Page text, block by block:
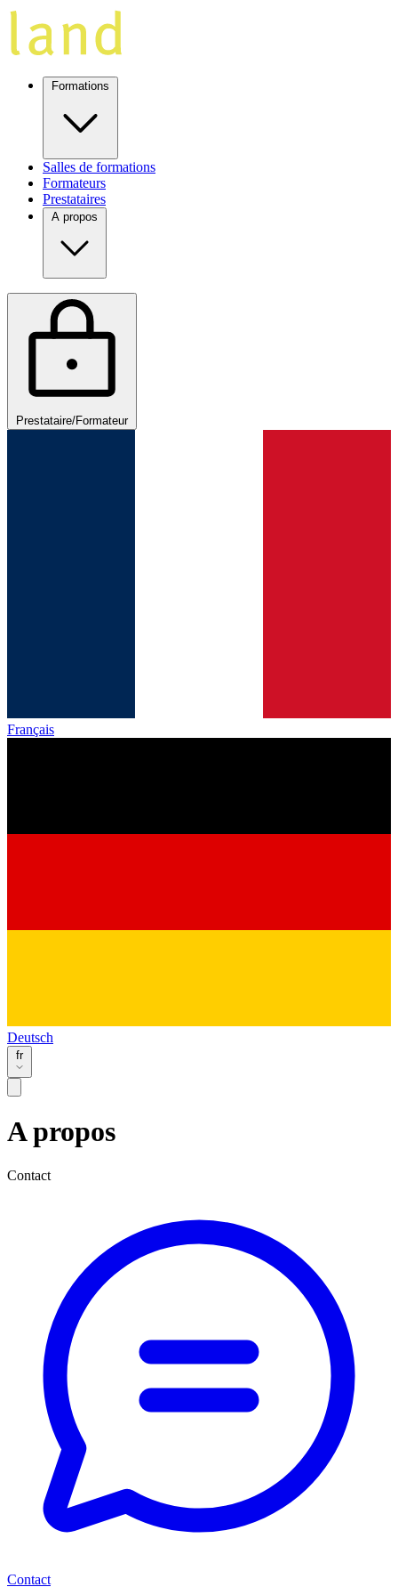
Formations
Salles de formations
Formateurs
Prestataires
A propos
Prestataire/Formateur
Français
Deutsch
fr
A propos
Contact
Contact